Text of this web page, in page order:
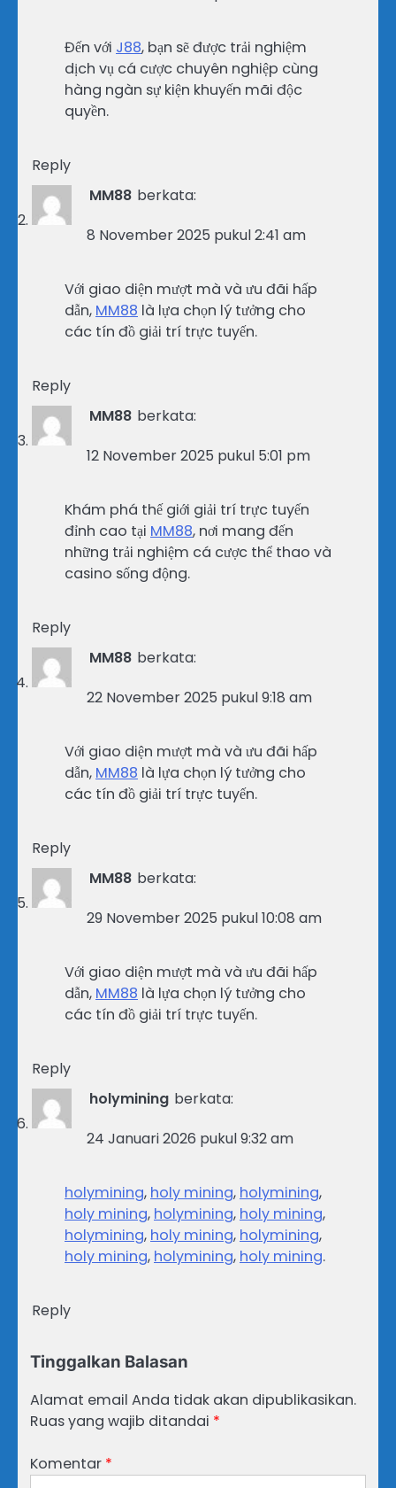
Đến với J88, bạn sẽ được trải nghiệm
dịch vụ cá cược chuyên nghiệp cùng
hàng ngàn sự kiện khuyến mãi độc
quyền.
Reply
MM88 berkata:
8 November 2025 pukul 2:41 am
Với giao diện mượt mà và ưu đãi hấp
dẫn, MM88 là lựa chọn lý tưởng cho
các tín đồ giải trí trực tuyến.
Reply
MM88 berkata:
12 November 2025 pukul 5:01 pm
Khám phá thế giới giải trí trực tuyến
đỉnh cao tại MM88, nơi mang đến
những trải nghiệm cá cược thể thao và
casino sống động.
Reply
MM88 berkata:
22 November 2025 pukul 9:18 am
Với giao diện mượt mà và ưu đãi hấp
dẫn, MM88 là lựa chọn lý tưởng cho
các tín đồ giải trí trực tuyến.
Reply
MM88 berkata:
29 November 2025 pukul 10:08 am
Với giao diện mượt mà và ưu đãi hấp
dẫn, MM88 là lựa chọn lý tưởng cho
các tín đồ giải trí trực tuyến.
Reply
holymining berkata:
24 Januari 2026 pukul 9:32 am
holymining, holy mining, holymining,
holy mining, holymining, holy mining,
holymining, holy mining, holymining,
holy mining, holymining, holy mining.
Reply
Tinggalkan Balasan
Alamat email Anda tidak akan dipublikasikan.
Ruas yang wajib ditandai *
Komentar *